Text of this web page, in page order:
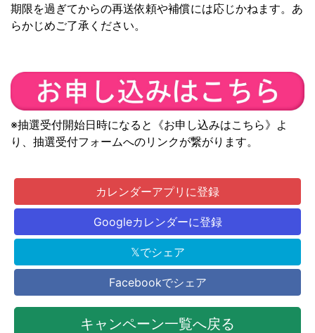
期限を過ぎてからの再送依頼や補償には応じかねます。あ
らかじめご了承ください。
※抽選受付開始日時になると《お申し込みはこちら》よ
り、抽選受付フォームへのリンクが繋がります。
カレンダーアプリに登録
Googleカレンダーに登録
𝕏でシェア
Facebookでシェア
キャンペーン一覧へ戻る